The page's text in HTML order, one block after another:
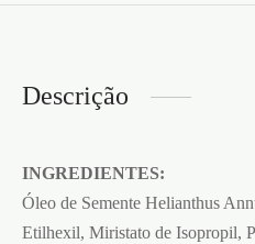
Descrição
INGREDIENTES:
Óleo de Semente Helianthus
Etilhexil, Miristato de Isopropil,